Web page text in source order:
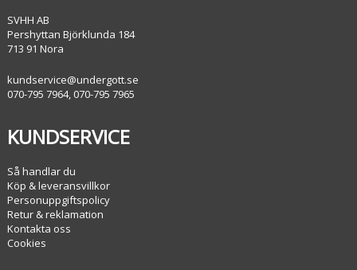
SVHH AB
Pershyttan Björklunda 184
713 91 Nora
kundservice@undergott.se
070-795 7964, 070-795 7965
KUNDSERVICE
Så handlar du
Köp & leveransvillkor
Personuppgiftspolicy
Retur & reklamation
Kontakta oss
Cookies